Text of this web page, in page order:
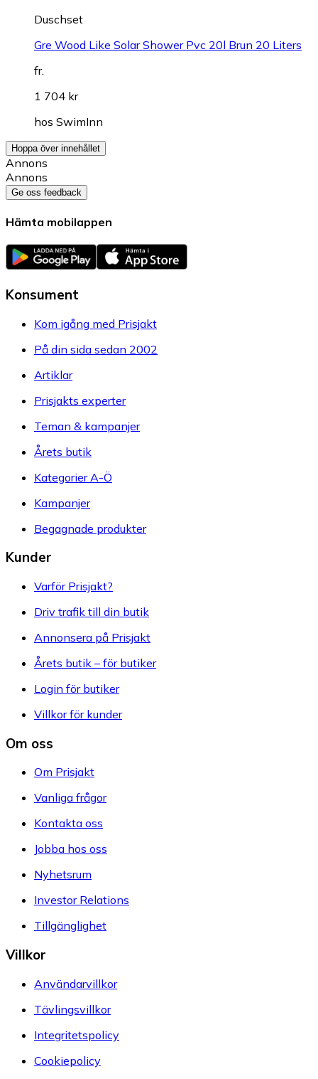
Duschset
Gre Wood Like Solar Shower Pvc 20l Brun 20 Liters
fr.
1 704 kr
hos SwimInn
Hoppa över innehållet
Annons
Annons
Ge oss feedback
Hämta mobilappen
Konsument
Kom igång med Prisjakt
På din sida sedan 2002
Artiklar
Prisjakts experter
Teman & kampanjer
Årets butik
Kategorier A-Ö
Kampanjer
Begagnade produkter
Kunder
Varför Prisjakt?
Driv trafik till din butik
Annonsera på Prisjakt
Årets butik – för butiker
Login för butiker
Villkor för kunder
Om oss
Om Prisjakt
Vanliga frågor
Kontakta oss
Jobba hos oss
Nyhetsrum
Investor Relations
Tillgänglighet
Villkor
Användarvillkor
Tävlingsvillkor
Integritetspolicy
Cookiepolicy